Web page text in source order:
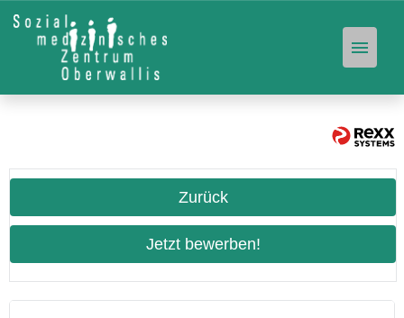
Unser Angebot
Stellen-Abo
Zurück
Jetzt bewerben!